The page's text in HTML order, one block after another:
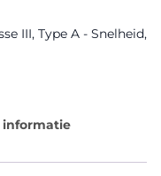
III, Type A - Snelheid,